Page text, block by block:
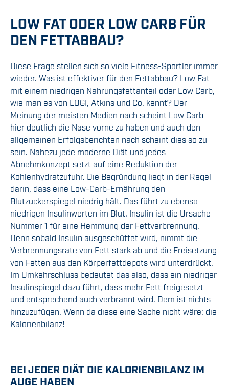
LOW FAT ODER LOW CARB FÜR
DEN FETTABBAU?
Diese Frage stellen sich so viele Fitness-Sportler immer
wieder. Was ist effektiver für den Fettabbau? Low Fat
mit einem niedrigen Nahrungsfettanteil oder Low Carb,
wie man es von LOGI, Atkins und Co. kennt? Der
Meinung der meisten Medien nach scheint Low Carb
hier deutlich die Nase vorne zu haben und auch den
allgemeinen Erfolgsberichten nach scheint dies so zu
sein. Nahezu jede moderne Diät und jedes
Abnehmkonzept setzt auf eine Reduktion der
Kohlenhydratzufuhr. Die Begründung liegt in der Regel
darin, dass eine Low-Carb-Ernährung den
Blutzuckerspiegel niedrig hält. Das führt zu ebenso
niedrigen Insulinwerten im Blut. Insulin ist die Ursache
Nummer 1 für eine Hemmung der Fettverbrennung.
Denn sobald Insulin ausgeschüttet wird, nimmt die
Verbrennungsrate von Fett stark ab und die Freisetzung
von Fetten aus den Körperfettdepots wird unterdrückt.
Im Umkehrschluss bedeutet das also, dass ein niedriger
Insulinspiegel dazu führt, dass mehr Fett freigesetzt
und entsprechend auch verbrannt wird. Dem ist nichts
hinzuzufügen. Wenn da diese eine Sache nicht wäre: die
Kalorienbilanz!
BEI JEDER DIÄT DIE KALORIENBILANZ IM
AUGE HABEN